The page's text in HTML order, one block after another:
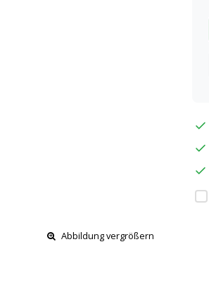
Abbildung vergrößern